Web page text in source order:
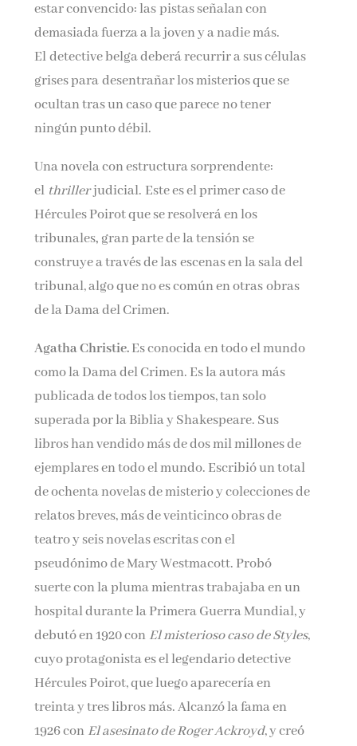
estar convencido: las pistas señalan con
demasiada fuerza a la joven y a nadie más.
El detective belga deberá recurrir a sus células
grises para desentrañar los misterios que se
ocultan tras un caso que parece no tener
ningún punto débil.
Una novela con estructura sorprendente:
el thrillerjudicial. Este es el primer caso de
Hércules Poirot que se resolverá en los
tribunales, gran parte de la tensión se
construye a través de las escenas en la sala del
tribunal, algo que no es común en otras obras
de la Dama del Crimen.
Agatha Christie.Es conocida en todo el mundo
como la Dama del Crimen. Es la autora más
publicada de todos los tiempos, tan solo
superada por la Biblia y Shakespeare. Sus
libros han vendido más de dos mil millones de
ejemplares en todo el mundo. Escribió un total
de ochenta novelas de misterio y colecciones de
relatos breves, más de veinticinco obras de
teatro y seis novelas escritas con el
pseudónimo de Mary Westmacott. Probó
suerte con la pluma mientras trabajaba en un
hospital durante la Primera Guerra Mundial, y
debutó en 1920 con El misterioso caso de Styles,
cuyo protagonista es el legendario detective
Hércules Poirot, que luego aparecería en
treinta y tres libros más. Alcanzó la fama en
1926 con El asesinato de Roger Ackroyd, y creó